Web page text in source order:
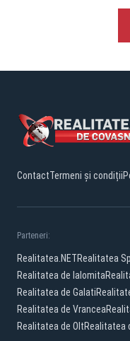
ContactTermeni și condiții
Parteneri:
Realitatea.NETRealitatea
Realitatea de Ialomita
Realitatea de Galati
Realitatea de Vrancea
Realitatea de OltRealitatea